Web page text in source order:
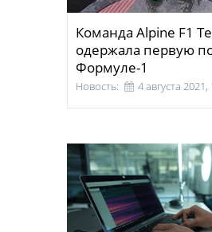
Команда Alpine F1
одержала первую
Формуле-1
Новость: 4 августа 2021,